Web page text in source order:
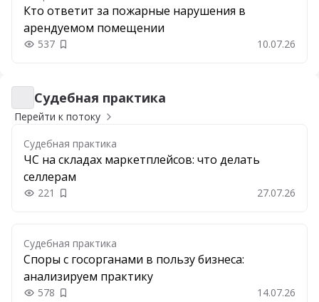
Кто ответит за пожарные нарушения в
арендуемом помещении
537 Добавить в закладки 10.07.26
Судебная практика
Судебная практика
Перейти к потоку
Судебная практика
ЧС на складах маркетплейсов: что делать
селлерам
221 Добавить в закладки 27.07.26
Судебная практика
Споры с госорганами в пользу бизнеса:
анализируем практику
578 Добавить в закладки 14.07.26